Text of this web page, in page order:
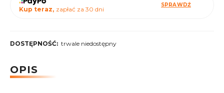
Kup teraz, zapłać za 30 dni
SPRAWDŹ
DOSTĘPNOŚĆ: trwale niedostępny
OPIS